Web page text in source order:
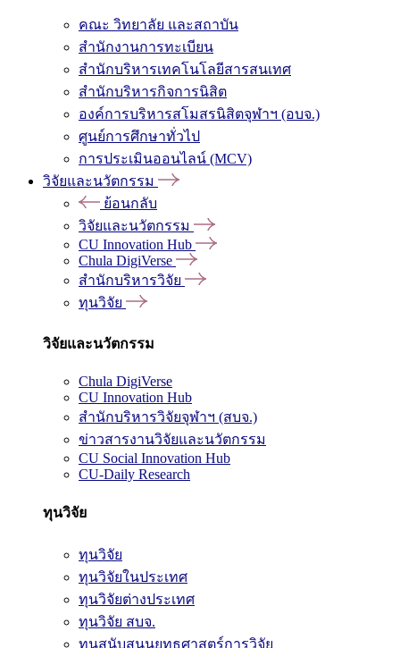
คณะ วิทยาลัย และสถาบัน
สำนักงานการทะเบียน
สำนักบริหารเทคโนโลยีสารสนเทศ
สำนักบริหารกิจการนิสิต
องค์การบริหารสโมสรนิสิตจุฬาฯ (อบจ.)
ศูนย์การศึกษาทั่วไป
การประเมินออนไลน์ (MCV)
วิจัยและนวัตกรรม
ย้อนกลับ
วิจัยและนวัตกรรม
CU Innovation Hub
Chula DigiVerse
สำนักบริหารวิจัย
ทุนวิจัย
วิจัยและนวัตกรรม
Chula DigiVerse
CU Innovation Hub
สำนักบริหารวิจัยจุฬาฯ (สบจ.)
ข่าวสารงานวิจัยและนวัตกรรม
CU Social Innovation Hub
CU-Daily Research
ทุนวิจัย
ทุนวิจัย
ทุนวิจัยในประเทศ
ทุนวิจัยต่างประเทศ
ทุนวิจัย สบจ.
ทุนสนับสนุนยุทธศาสตร์การวิจัย